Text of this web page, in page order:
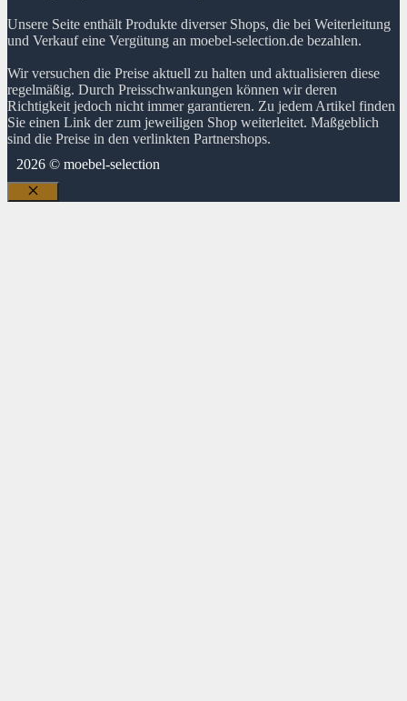
Unsere Seite enthält Produkte diverser Shops, die bei Weiterleitung
und Verkauf eine Vergütung an moebel-selection.de bezahlen.
Wir versuchen die Preise aktuell zu halten und aktualisieren diese
regelmäßig. Durch Preisschwankungen können wir deren
Richtigkeit jedoch nicht immer garantieren. Zu jedem Artikel finden
Sie einen Link der zum jeweiligen Shop weiterleitet. Maßgeblich
sind die Preise in den verlinkten Partnershops.
2026 © moebel-selection
Schließen